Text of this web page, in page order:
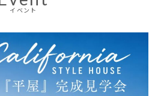
イベント